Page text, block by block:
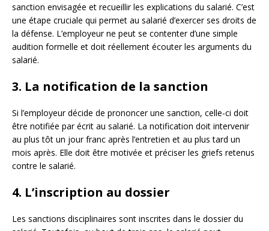
sanction envisagée et recueillir les explications du salarié. C’est
une étape cruciale qui permet au salarié d’exercer ses droits de
la défense. L’employeur ne peut se contenter d’une simple
audition formelle et doit réellement écouter les arguments du
salarié.
3. La notification de la sanction
Si l’employeur décide de prononcer une sanction, celle-ci doit
être notifiée par écrit au salarié. La notification doit intervenir
au plus tôt un jour franc après l’entretien et au plus tard un
mois après. Elle doit être motivée et préciser les griefs retenus
contre le salarié.
4. L’inscription au dossier
Les sanctions disciplinaires sont inscrites dans le dossier du